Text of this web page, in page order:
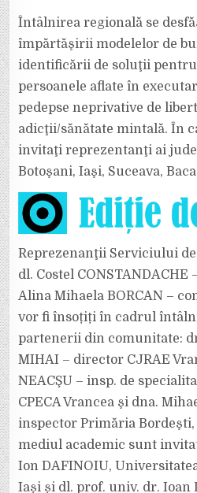
Întâlnirea regională se
împărtăşirii modelelor de
identificării de soluţii
persoanele aflate în
pedepse neprivative de
adicţii/sănătate mintală. În
invitaţi reprezentanţi ai
Botoşani, Iaşi, Suceava,
Reprezenanţii Serviciului
dl. Costel
Alina Mihaela BORCAN –
vor fi însoțiți în cadrul
partenerii din comunitate:
MIHAI – director CJRAE
NEACŞU – insp. de
CPECA Vrancea şi dna.
inspector Primăria Bordeşti,
mediul academic sunt
Ion DAFINOIU,
Iași și dl. prof. univ. dr. Ioan